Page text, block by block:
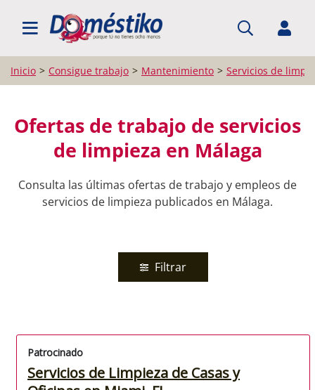
BUSCAR EMPLEO
Inicio Consigue trabajo Mantenimiento Servicios de
Ofertas de trabajo de servicios
de limpieza en Málaga
Consulta las últimas ofertas de trabajo y empleos de
servicios de limpieza publicados en Málaga.
Filtrar